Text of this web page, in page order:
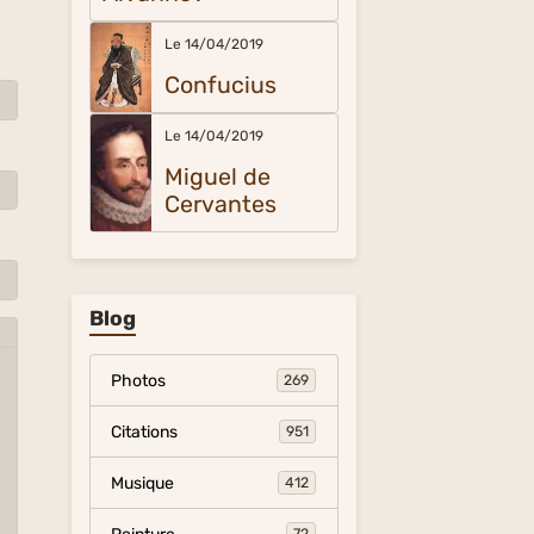
Le 14/04/2019
Confucius
Le 14/04/2019
Miguel de
Cervantes
Blog
Photos 269
Citations 951
Musique 412